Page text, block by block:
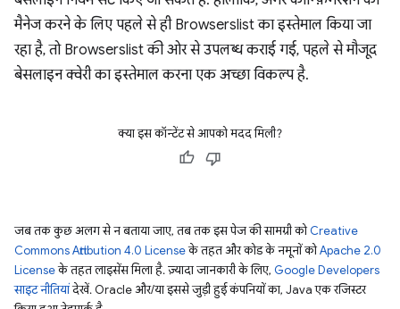
मैनेज करने के लिए पहले से ही Browserslist का इस्तेमाल किया जा
रहा है, तो Browserslist की ओर से उपलब्ध कराई गई, पहले से मौजूद
बेसलाइन क्वेरी का इस्तेमाल करना एक अच्छा विकल्प है.
क्या इस कॉन्टेंट से आपको मदद मिली?
जब तक कुछ अलग से न बताया जाए, तब तक इस पेज की सामग्री कोCreative
Commons Attribution 4.0 Licenseके तहत और कोड के नमूनों कोApache 2.0
Licenseके तहत लाइसेंस मिला है. ज़्यादा जानकारी के लिए, Google Developers
साइट नीतियांदेखें. Oracle और/या इससे जुड़ी हुई कंपनियों का, Java एक रजिस्टर